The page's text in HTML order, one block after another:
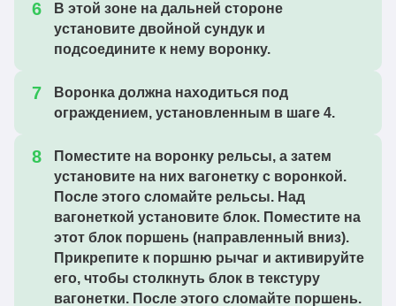
В этой зоне на дальней стороне
установите двойной сундук и
подсоедините к нему воронку.
Воронка должна находиться под
ограждением, установленным в шаге 4.
Поместите на воронку рельсы, а затем
установите на них вагонетку с воронкой.
После этого сломайте рельсы. Над
вагонеткой установите блок. Поместите на
этот блок поршень (направленный вниз).
Прикрепите к поршню рычаг и активируйте
его, чтобы столкнуть блок в текстуру
вагонетки. После этого сломайте поршень.